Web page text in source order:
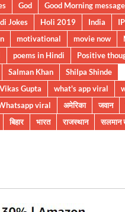
God
Good Morning
Jokes Holi 2019 India
motivational movie now
poems in Hindi
Positive
Salman Khan
Shilpa Shinde
Vikas Gupta what's app viral
viral अमेरिका जवान
बिहार भारत राजस्थान सलमान